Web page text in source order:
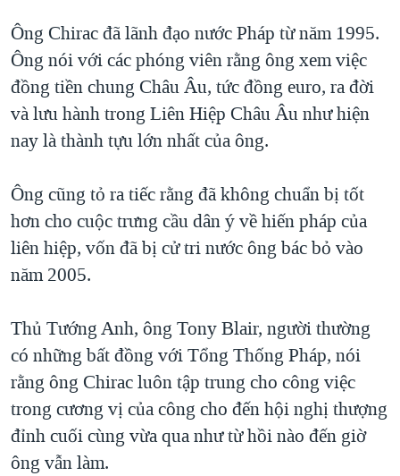
THƯỢNG ĐỈNH TRUMP-KIM TẠI VIỆT NAM
TRỊNH VĨNH BÌNH VS. CHÍNH PHỦ VIỆT NAM
NGƯ DÂN VIỆT VÀ LÀN SÓNG TRỘM HẢI SÂM
BÊN KIA QUỐC LỘ: TIẾNG VỌNG TỪ NÔNG THÔN MỸ
Ông Chirac đã lãnh đạo nước Pháp từ năm 1995.
Ông nói với các phóng viên rằng ông xem việc
đồng tiền chung Châu Âu, tức đồng euro, ra đời
và lưu hành trong Liên Hiệp Châu Âu như hiện
nay là thành tựu lớn nhất của ông.
Ông cũng tỏ ra tiếc rằng đã không chuẩn bị tốt
hơn cho cuộc trưng cầu dân ý về hiến pháp của
liên hiệp, vốn đã bị cử tri nước ông bác bỏ vào
năm 2005.
Thủ Tướng Anh, ông Tony Blair, người thường
có những bất đồng với Tổng Thống Pháp, nói
rằng ông Chirac luôn tập trung cho công việc
trong cương vị của công cho đến hội nghị thượng
đỉnh cuối cùng vừa qua như từ hồi nào đến giờ
ông vẫn làm.